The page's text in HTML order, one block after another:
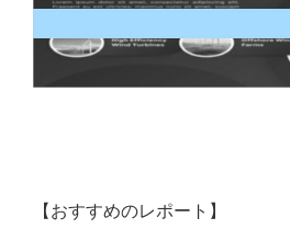
【おすすめのレポート】